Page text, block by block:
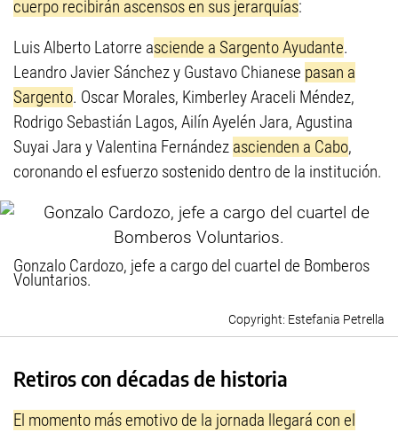
cuerpo recibirán ascensos en sus jerarquías:
Luis Alberto Latorre asciende a Sargento Ayudante.
Leandro Javier Sánchez y Gustavo Chianese pasan a
Sargento. Oscar Morales, Kimberley Araceli Méndez,
Rodrigo Sebastián Lagos, Ailín Ayelén Jara, Agustina
Suyai Jara y Valentina Fernández ascienden a Cabo,
coronando el esfuerzo sostenido dentro de la institución.
Gonzalo Cardozo, jefe a cargo del cuartel de Bomberos
Voluntarios.
Estefania Petrella
Retiros con décadas de historia
El momento más emotivo de la jornada llegará con el